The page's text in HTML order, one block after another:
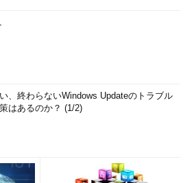
、終わらないWindows Updateのトラブル
はあるのか？ (1/2)